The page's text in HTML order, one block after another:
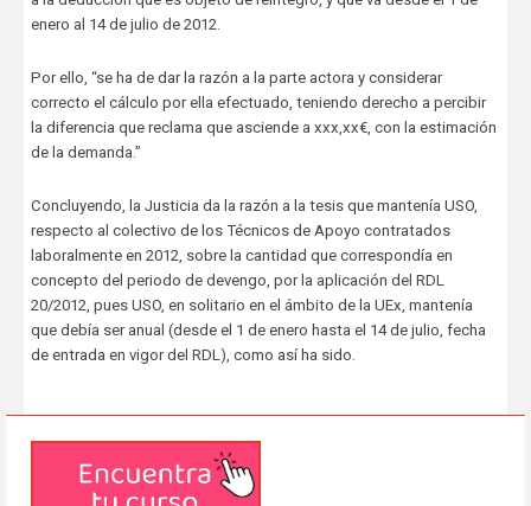
enero al 14 de julio de 2012.
Por ello, “se ha de dar la razón a la parte actora y considerar
correcto el cálculo por ella efectuado, teniendo derecho a percibir
la diferencia que reclama que asciende a xxx,xx€, con la estimación
de la demanda.”
Concluyendo, la Justicia da la razón a la tesis que mantenía USO,
respecto al colectivo de los Técnicos de Apoyo contratados
laboralmente en 2012, sobre la cantidad que correspondía en
concepto del periodo de devengo, por la aplicación del RDL
20/2012, pues USO, en solitario en el ámbito de la UEx, mantenía
que debía ser anual (desde el 1 de enero hasta el 14 de julio, fecha
de entrada en vigor del RDL), como así ha sido.